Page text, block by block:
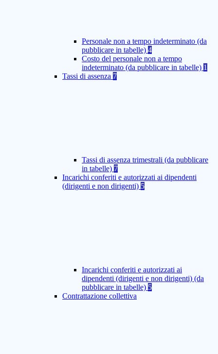
Personale non a tempo indeterminato (da
pubblicare in tabelle) 4
Costo del personale non a tempo
indeterminato (da pubblicare in tabelle) 1
Tassi di assenza 7
Tassi di assenza trimestrali (da pubblicare
in tabelle) 7
Incarichi conferiti e autorizzati ai dipendenti
(dirigenti e non dirigenti) 5
Incarichi conferiti e autorizzati ai
dipendenti (dirigenti e non dirigenti) (da
pubblicare in tabelle) 5
Contrattazione collettiva